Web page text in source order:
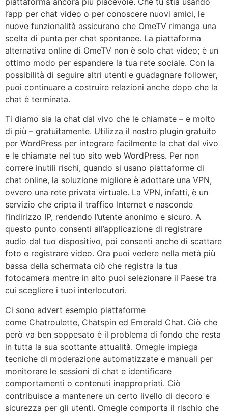
l’app per chat video o per conoscere nuovi amici, le
nuove funzionalità assicurano che OmeTV rimanga una
scelta di punta per chat spontanee. La piattaforma
alternativa online di OmeTV non è solo chat video; è un
ottimo modo per espandere la tua rete sociale. Con la
possibilità di seguire altri utenti e guadagnare follower,
puoi continuare a costruire relazioni anche dopo che la
chat è terminata.
Ti diamo sia la chat dal vivo che le chiamate – e molto
di più – gratuitamente. Utilizza il nostro plugin gratuito
per WordPress per integrare facilmente la chat dal vivo
e le chiamate nel tuo sito web WordPress. Per non
correre inutili rischi, quando si usano piattaforme di
chat online, la soluzione migliore è adottare una VPN,
ovvero una rete privata virtuale. La VPN, infatti, è un
servizio che cripta il traffico Internet e nasconde
l’indirizzo IP, rendendo l’utente anonimo e sicuro. A
questo punto consenti all’applicazione di registrare
audio dal tuo dispositivo, poi consenti anche di scattare
foto e registrare video. Ora puoi vedere nella metà più
bassa della schermata ciò che registra la tua
fotocamera mentre in alto puoi selezionare il Paese tra
cui scegliere i tuoi interlocutori.
Ci sono advert esempio piattaforme
come Chatroulette, Chatspin ed Emerald Chat. Ciò che
però va ben soppesato è il problema di fondo che resta
in tutta la sua scottante attualità. Omegle impiega
tecniche di moderazione automatizzate e manuali per
monitorare le sessioni di chat e identificare
comportamenti o contenuti inappropriati. Ciò
contribuisce a mantenere un certo livello di decoro e
sicurezza per gli utenti. Omegle comporta il rischio che